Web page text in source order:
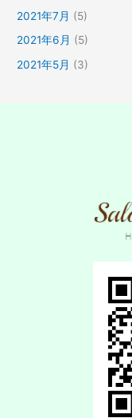
2021年7月 (5)
2021年6月 (5)
2021年5月 (3)